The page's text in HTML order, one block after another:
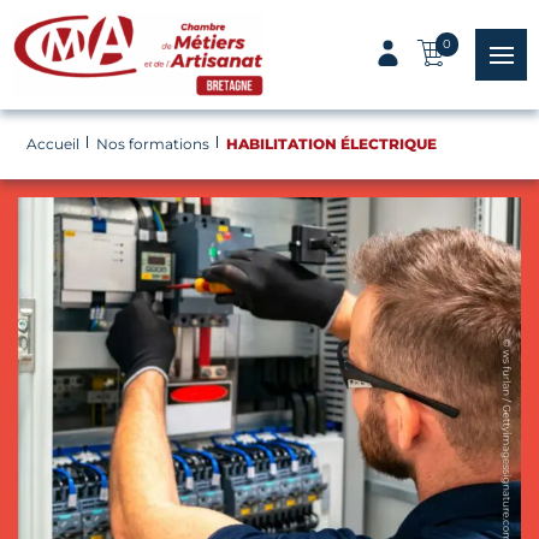
Panneau de gestion des cookies
0
menu
Accueil Nos formations HABILITATION ÉLECTRIQUE